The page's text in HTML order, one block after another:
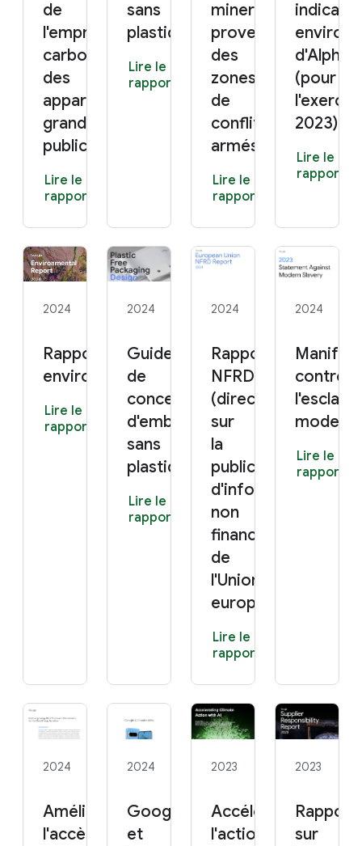
de
l'empreinte
carbone
des
appareils
grand
public
Lire le
rapport
sans
plastique 2.0
Lire le
rapport
minerais
provenant
des
zones
de
conflits
armés
Lire le
rapport
(pour
2023)
Lire le
rapport
2024
Rapport
environnemental 2024
Lire le
rapport
2024
Guide
de
conception
d'emballages
sans
plastique
Lire le
rapport
2024
Rapport
NFRD 2024
(directive
sur
la
publication
d'informations
non
financières
de
l'Union
européenne)
Lire le
rapport
2024
contre
Lire le
rapport
2024
Améliorer
l'accès
2024
Google
et
2023
Accélérer
l'action
2023
Rapport
sur